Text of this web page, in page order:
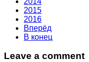
2015
2016
Вперёд
В конец
Leave a comment